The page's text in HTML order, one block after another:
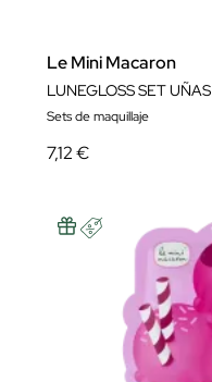
Le Mini Macaron
LUNEGLOSS SET UÑAS
Sets de maquillaje
7,12 €